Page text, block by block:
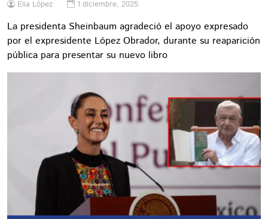
Elia López 1 diciembre, 2025
La presidenta Sheinbaum agradeció el apoyo expresado
por el expresidente López Obrador, durante su reaparición
pública para presentar su nuevo libro